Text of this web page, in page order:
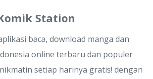
Station
baca, download manga dan
online terbaru dan populer
setiap harinya gratis! dengan